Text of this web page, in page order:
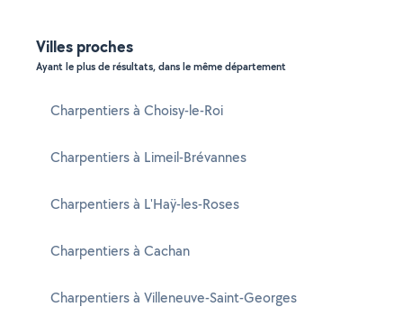
Villes proches
Ayant le plus de résultats, dans le même département
Charpentiers à Choisy-le-Roi
Charpentiers à Limeil-Brévannes
Charpentiers à L'Haÿ-les-Roses
Charpentiers à Cachan
Charpentiers à Villeneuve-Saint-Georges